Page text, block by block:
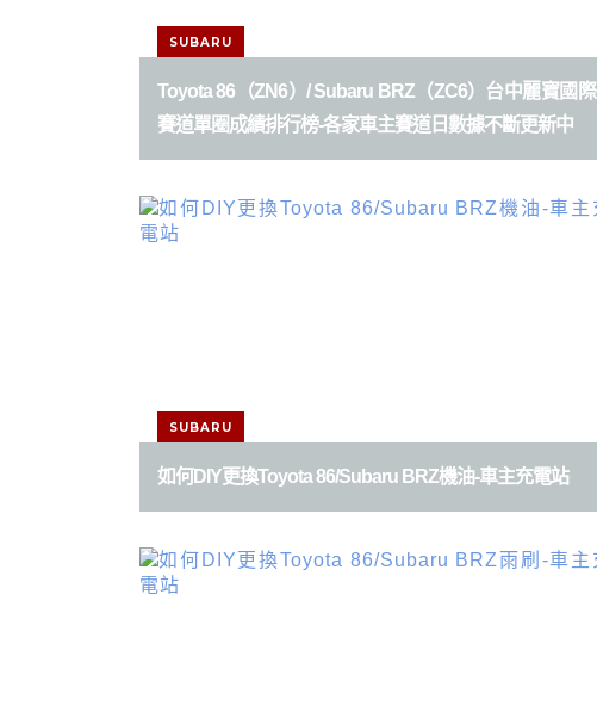
SUBARU
Toyota 86（ZN6）/ Subaru BRZ（ZC6）台中麗寶國際
賽道單圈成績排行榜-各家車主賽道日數據不斷更新中
SUBARU
如何DIY更換Toyota 86/Subaru BRZ機油-車主充電站